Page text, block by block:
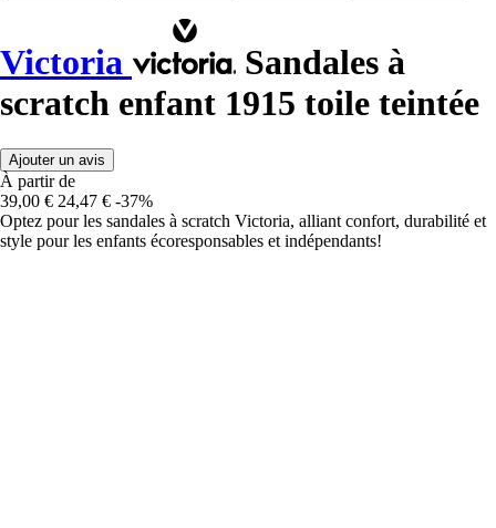
Victoria
Sandales à
scratch enfant 1915 toile teintée
Ajouter un avis
À partir de
39,00 € 24,47 € -37%
Optez pour les sandales à scratch Victoria, alliant confort, durabilité et
style pour les enfants écoresponsables et indépendants!